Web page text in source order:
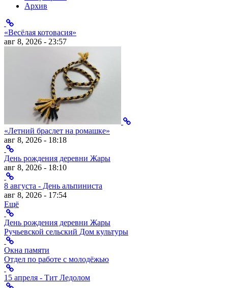
Архив
«Весёлая котовасия»
авг 8, 2026 - 23:57
«Летний браслет на ромашке»
авг 8, 2026 - 18:18
День рождения деревни Жары
авг 8, 2026 - 18:10
8 августа - День альпиниста
авг 8, 2026 - 17:54
Ещё
День рождения деревни Жары
Ручьевской сельский Дом культуры
Окна памяти
Отдел по работе с молодёжью
15 апреля - Тит Ледолом